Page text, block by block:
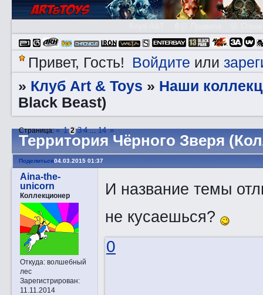
Привет, Гость! Войдите или
» Клуб Art & Toys » Наши
Black Beast)
Территория Чёрного Зверя
Страница:« 1 2 3 4 … 14 »
Поделиться04.03.2015 01:37
Aina-the-
unicorn
Коллекционер
Откуда:волшебный
лес
Зарегистрирован:
11.11.2014
И название темы
не кусаешься?
0